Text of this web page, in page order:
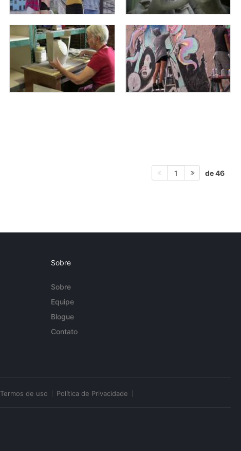
1 de 46
Sobre
Sobre
Equipe
Blogue
Contato
Termos de uso Política de Privacidade